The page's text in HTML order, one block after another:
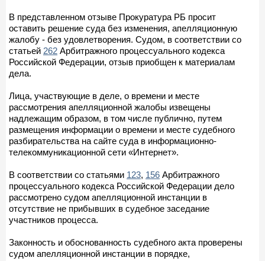
В представленном отзыве Прокуратура РБ просит
оставить решение суда без изменения, апелляционную
жалобу - без удовлетворения. Судом, в соответствии со
статьей 262 Арбитражного процессуального кодекса
Российской Федерации, отзыв приобщен к материалам
дела.
Лица, участвующие в деле, о времени и месте
рассмотрения апелляционной жалобы извещены
надлежащим образом, в том числе публично, путем
размещения информации о времени и месте судебного
разбирательства на сайте суда в информационно-
телекоммуникационной сети «Интернет».
В соответствии со статьями 123, 156 Арбитражного
процессуального кодекса Российской Федерации дело
рассмотрено судом апелляционной инстанции в
отсутствие не прибывших в судебное заседание
участников процесса.
Законность и обоснованность судебного акта проверены
судом апелляционной инстанции в порядке,